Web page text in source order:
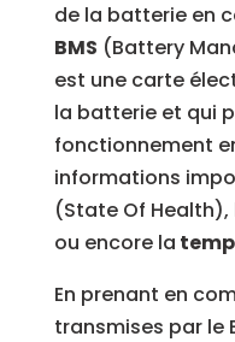
de la batterie en
BMS (Battery
est une carte
la batterie et qui
fonctionnement
informations
(State Of Health),
ou encore la
En prenant en
transmises par le